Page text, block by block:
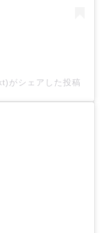
がシェアした投稿